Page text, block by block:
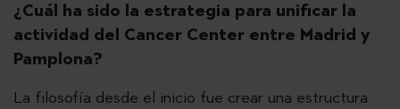
¿Cuál ha sido la estrategia para unificar la
actividad del Cancer Center entre Madrid y
Pamplona?
La filosofía desde el inicio fue crear una estructura